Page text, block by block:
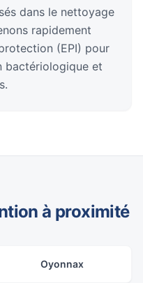
dans le nettoyage
rapidement
(EPI) pour
bactériologique et
à proximité
Oyonnax